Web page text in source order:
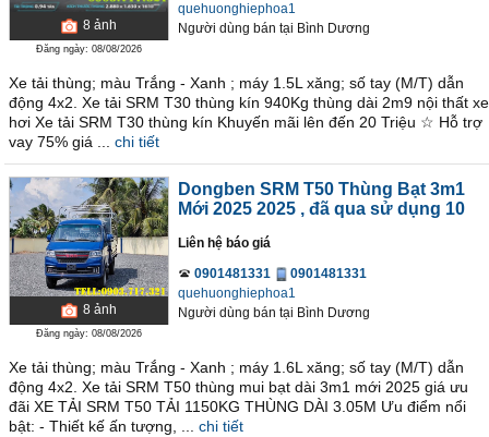
8 ảnh
Đăng ngày: 08/08/2026
quehuonghiephoa1
Người dùng bán tại Bình Dương
Xe tải thùng; màu Trắng - Xanh ; máy 1.5L xăng; số tay (M/T) dẫn
động 4x2. Xe tải SRM T30 thùng kín 940Kg thùng dài 2m9 nội thất xe
hơi Xe tải SRM T30 thùng kín Khuyến mãi lên đến 20 Triệu ☆ Hỗ trợ
vay 75% giá ...
chi tiết
8 ảnh
Đăng ngày: 08/08/2026
Dongben SRM T50 Thùng Bạt 3m1
Mới 2025 2025 , đã qua sử dụng 10
Liên hệ báo giá
0901481331
0901481331
quehuonghiephoa1
Người dùng bán tại Bình Dương
Xe tải thùng; màu Trắng - Xanh ; máy 1.6L xăng; số tay (M/T) dẫn
động 4x2. Xe tải SRM T50 thùng mui bạt dài 3m1 mới 2025 giá ưu
đãi XE TẢI SRM T50 TẢI 1150KG THÙNG DÀI 3.05M Ưu điểm nổi
bật: - Thiết kế ấn tượng, ...
chi tiết